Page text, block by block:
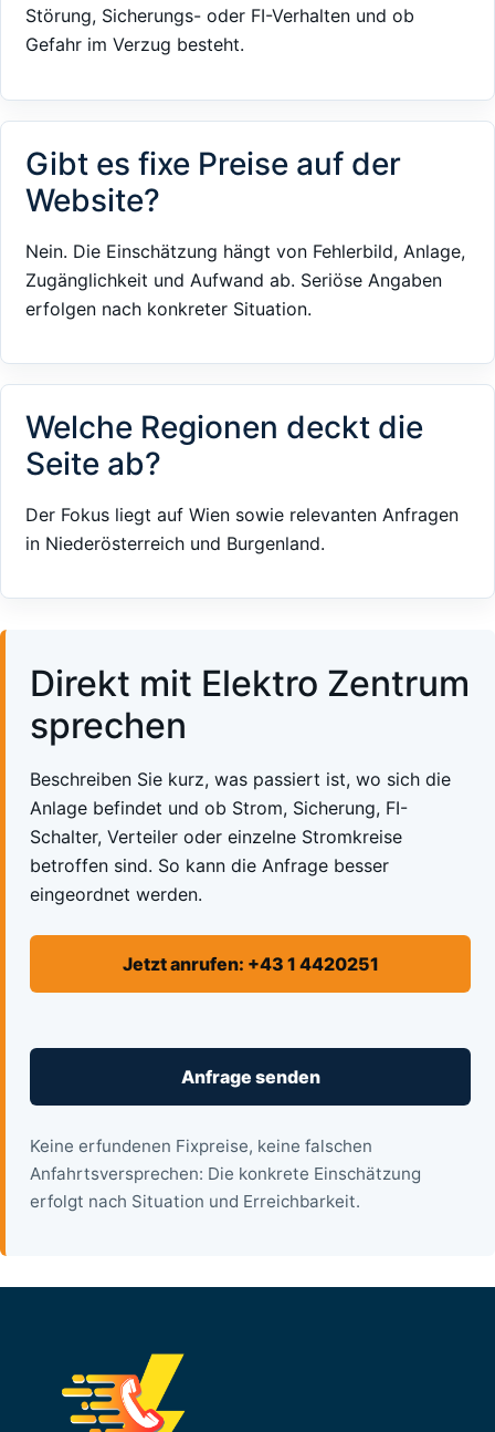
Störung, Sicherungs- oder FI-Verhalten und ob
Gefahr im Verzug besteht.
Gibt es fixe Preise auf der
Website?
Nein. Die Einschätzung hängt von Fehlerbild, Anlage,
Zugänglichkeit und Aufwand ab. Seriöse Angaben
erfolgen nach konkreter Situation.
Welche Regionen deckt die
Seite ab?
Der Fokus liegt auf Wien sowie relevanten Anfragen
in Niederösterreich und Burgenland.
Direkt mit Elektro Zentrum
sprechen
Beschreiben Sie kurz, was passiert ist, wo sich die
Anlage befindet und ob Strom, Sicherung, FI-
Schalter, Verteiler oder einzelne Stromkreise
betroffen sind. So kann die Anfrage besser
eingeordnet werden.
Jetzt anrufen: +43 1 4420251
Anfrage senden
Keine erfundenen Fixpreise, keine falschen
Anfahrtsversprechen: Die konkrete Einschätzung
erfolgt nach Situation und Erreichbarkeit.